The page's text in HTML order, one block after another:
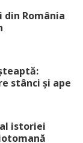
România
stânci și ape
istoriei